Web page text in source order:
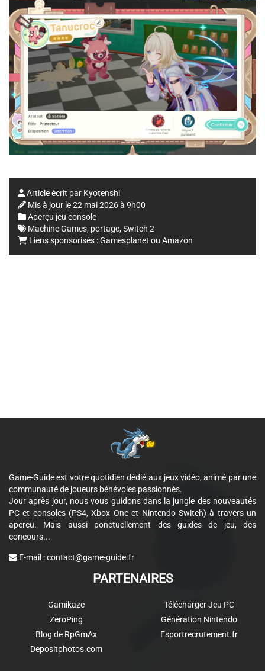
Article écrit par Kyotenshi
Mis à jour le22 mai 2026 à 9h00
Aperçu jeu console
Machine Games, portage, Switch 2
Liens sponsorisés :Gamesplanet ou Amazon
Game-Guide est votre quotidien dédié aux jeux vidéo, animé par une
communauté de joueurs bénévoles passionnés.
Jour après jour, nous vous guidons dans la jungle des nouveautés
PC et consoles (PS4, Xbox One et Nintendo Switch) à travers un
aperçu. Mais aussi ponctuellement des guides de jeu, des
concours...
E-mail :contact@game-guide.fr
PARTENAIRES
Gamikaze
ZeroPing
Blog de RpGmAx
Depositphotos.com
Télécharger Jeu PC
Génération Nintendo
Esportrecrutement.fr